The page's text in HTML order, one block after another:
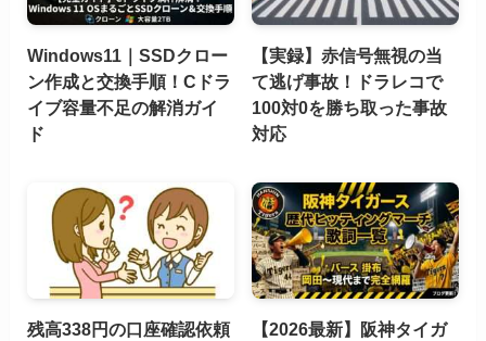
Windows11｜SSDクロー
ン作成と交換手順！Cドラ
イブ容量不足の解消ガイ
ド
【実録】赤信号無視の当
て逃げ事故！ドラレコで
100対0を勝ち取った事故
対応
残高338円の口座確認依頼
【2026最新】阪神タイガ